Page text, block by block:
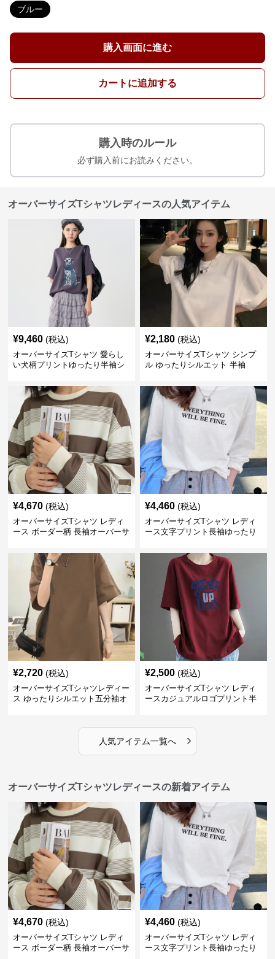
ブルー
購入画面に進む
カートに追加する
購入時のルール
必ず購入前にお読みください。
オーバーサイズTシャツレディースの人気アイテム
¥9,460 (税込)
オーバーサイズTシャツ 愛らし
い犬柄プリントゆったり半袖シ
¥2,180 (税込)
オーバーサイズTシャツ シンプ
ル ゆったりシルエット 半袖
¥4,670 (税込)
オーバーサイズTシャツ レディ
ース ボーダー柄 長袖オーバーサ
¥4,460 (税込)
オーバーサイズTシャツ レディ
ース文字プリント長袖ゆったり
¥2,720 (税込)
オーバーサイズTシャツレディー
ス ゆったりシルエット五分袖オ
¥2,500 (税込)
オーバーサイズTシャツ レディ
ースカジュアルロゴプリント半
人気アイテム一覧へ ›
オーバーサイズTシャツレディースの新着アイテム
¥4,670 (税込)
オーバーサイズTシャツ レディ
ース ボーダー柄 長袖オーバーサ
¥4,460 (税込)
オーバーサイズTシャツ レディ
ース文字プリント長袖ゆったり